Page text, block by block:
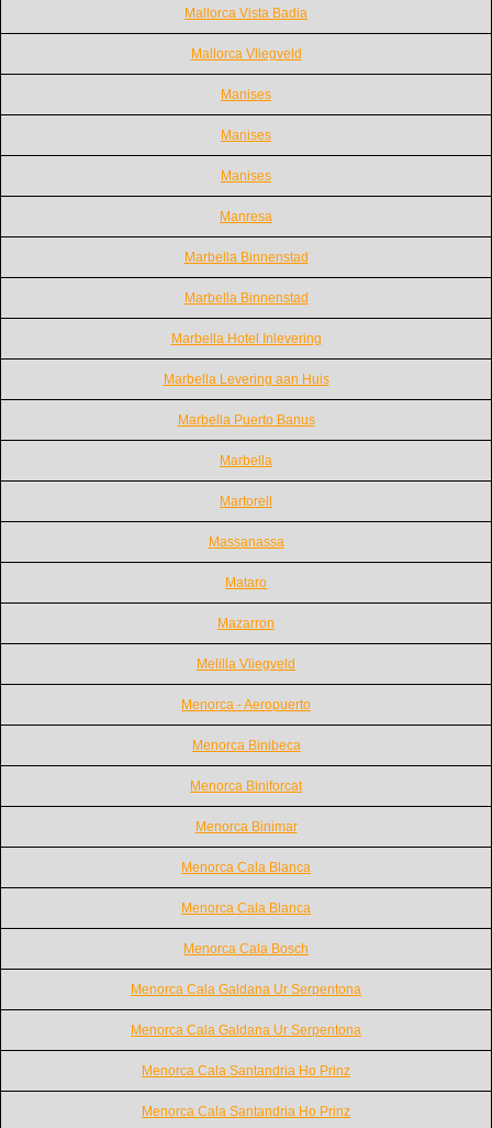
Mallorca Vista Badia
Mallorca Vliegveld
Manises
Manises
Manises
Manresa
Marbella Binnenstad
Marbella Binnenstad
Marbella Hotel Inlevering
Marbella Levering aan Huis
Marbella Puerto Banus
Marbella
Martorell
Massanassa
Mataro
Mazarron
Melilla Vliegveld
Menorca - Aeropuerto
Menorca Binibeca
Menorca Biniforcat
Menorca Binimar
Menorca Cala Blanca
Menorca Cala Blanca
Menorca Cala Bosch
Menorca Cala Galdana Ur Serpentona
Menorca Cala Galdana Ur Serpentona
Menorca Cala Santandria Ho Prinz
Menorca Cala Santandria Ho Prinz